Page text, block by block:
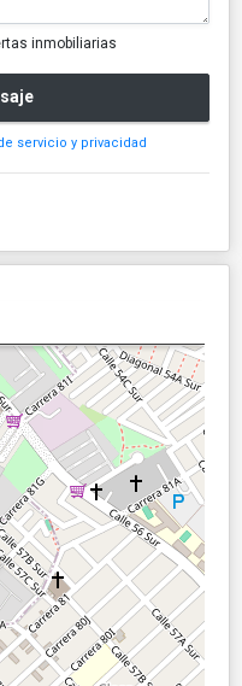
inmobiliarias
servicio y privacidad